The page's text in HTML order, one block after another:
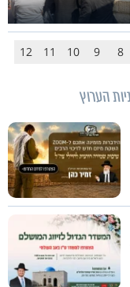
8
9
10
11
12
הערוץ